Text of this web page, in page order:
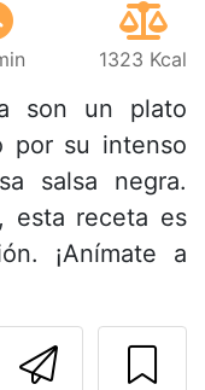
1323 Kcal
son un plato
por su intenso
salsa negra.
esta receta es
¡Anímate a
al autor